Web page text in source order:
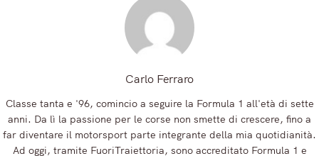
Carlo Ferraro
Classe tanta e '96, comincio a seguire la Formula 1 all'età di sette
anni. Da lì la passione per le corse non smette di crescere, fino a
far diventare il motorsport parte integrante della mia quotidianità.
Ad oggi, tramite FuoriTraiettoria, sono accreditato Formula 1 e